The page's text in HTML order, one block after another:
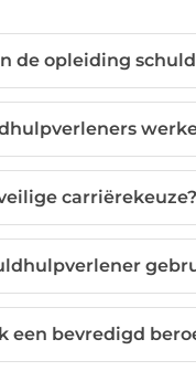
de opleiding
carriërekeuze?
een bevredigd